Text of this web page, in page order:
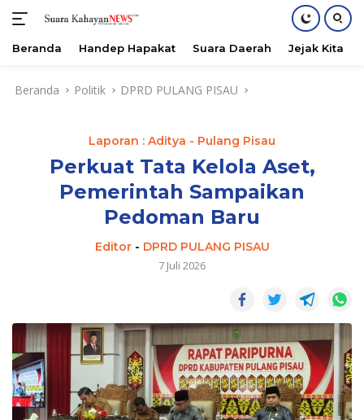
Beranda Handep Hapakat Suara Daerah Jejak Kita
Beranda Politik DPRD PULANG PISAU
Laporan : Aditya - Pulang Pisau
Perkuat Tata Kelola Aset,
Pemerintah Sampaikan
Pedoman Baru
Editor- DPRD PULANG PISAU
7 Juli 2026